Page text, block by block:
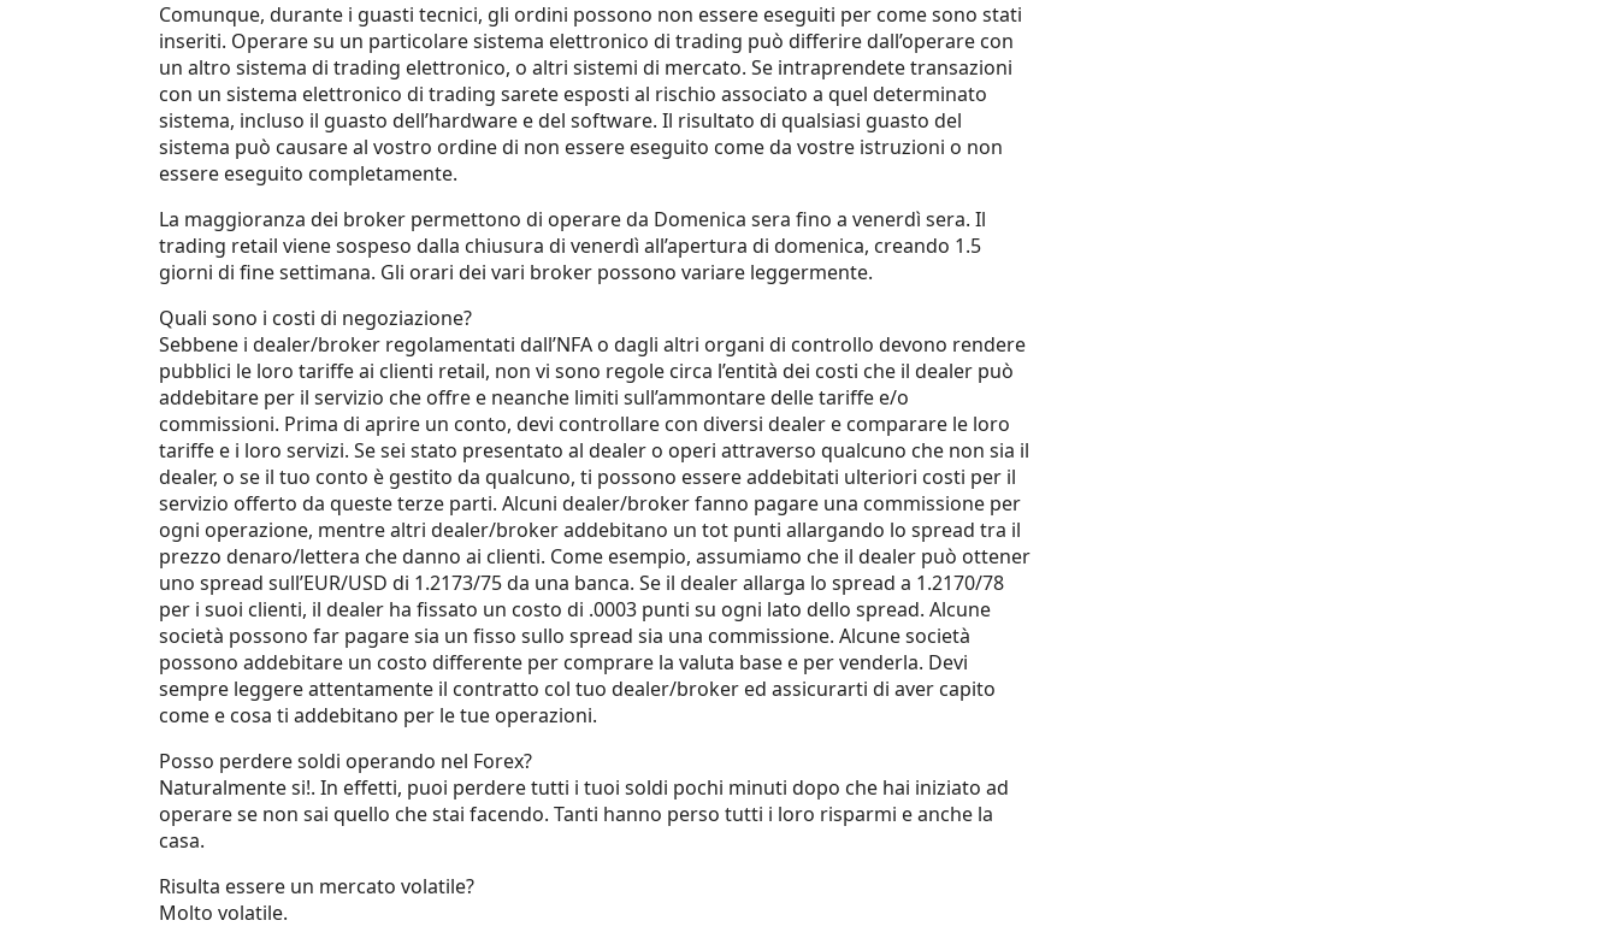
Comunque, durante i guasti tecnici, gli ordini possono non essere eseguiti per come sono stati
inseriti. Operare su un particolare sistema elettronico di trading può differire dall’operare con
un altro sistema di trading elettronico, o altri sistemi di mercato. Se intraprendete transazioni
con un sistema elettronico di trading sarete esposti al rischio associato a quel determinato
sistema, incluso il guasto dell’hardware e del software. Il risultato di qualsiasi guasto del
sistema può causare al vostro ordine di non essere eseguito come da vostre istruzioni o non
essere eseguito completamente.
La maggioranza dei broker permettono di operare da Domenica sera fino a venerdì sera. Il
trading retail viene sospeso dalla chiusura di venerdì all’apertura di domenica, creando 1.5
giorni di fine settimana. Gli orari dei vari broker possono variare leggermente.
Quali sono i costi di negoziazione?
Sebbene i dealer/broker regolamentati dall’NFA o dagli altri organi di controllo devono rendere
pubblici le loro tariffe ai clienti retail, non vi sono regole circa l’entità dei costi che il dealer può
addebitare per il servizio che offre e neanche limiti sull’ammontare delle tariffe e/o
commissioni. Prima di aprire un conto, devi controllare con diversi dealer e comparare le loro
tariffe e i loro servizi. Se sei stato presentato al dealer o operi attraverso qualcuno che non sia il
dealer, o se il tuo conto è gestito da qualcuno, ti possono essere addebitati ulteriori costi per il
servizio offerto da queste terze parti. Alcuni dealer/broker fanno pagare una commissione per
ogni operazione, mentre altri dealer/broker addebitano un tot punti allargando lo spread tra il
prezzo denaro/lettera che danno ai clienti. Come esempio, assumiamo che il dealer può ottener
uno spread sull’EUR/USD di 1.2173/75 da una banca. Se il dealer allarga lo spread a 1.2170/78
per i suoi clienti, il dealer ha fissato un costo di .0003 punti su ogni lato dello spread. Alcune
società possono far pagare sia un fisso sullo spread sia una commissione. Alcune società
possono addebitare un costo differente per comprare la valuta base e per venderla. Devi
sempre leggere attentamente il contratto col tuo dealer/broker ed assicurarti di aver capito
come e cosa ti addebitano per le tue operazioni.
Posso perdere soldi operando nel Forex?
Naturalmente si!. In effetti, puoi perdere tutti i tuoi soldi pochi minuti dopo che hai iniziato ad
operare se non sai quello che stai facendo. Tanti hanno perso tutti i loro risparmi e anche la
casa.
Risulta essere un mercato volatile?
Molto volatile.